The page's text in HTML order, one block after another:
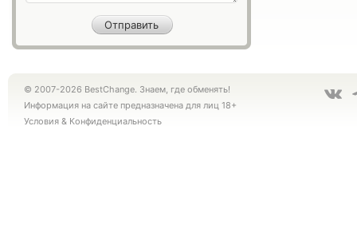
© 2007-2026 BestChange. Знаем, где обменять!
Информация на сайте предназначена для лиц 18+
Условия & Конфиденциальность